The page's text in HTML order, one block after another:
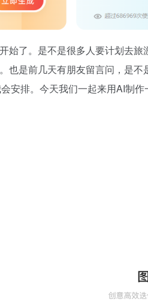
了。是不是很多人要计划去
是前几天有朋友留言问，是
安排。今天我们一起来用AI制作